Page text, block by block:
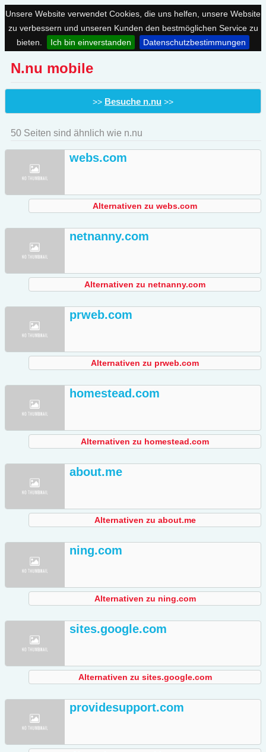
Unsere Website verwendet Cookies, die uns helfen, unsere Website
zu verbessern und unseren Kunden den bestmöglichen Service zu
bieten.
Ich bin einverstanden Datenschutzbestimmungen
N.nu mobile
>> Besuche n.nu >>
50 Seiten sind ähnlich wie n.nu
webs.com
Alternativen zu webs.com
netnanny.com
Alternativen zu netnanny.com
prweb.com
Alternativen zu prweb.com
homestead.com
Alternativen zu homestead.com
about.me
Alternativen zu about.me
ning.com
Alternativen zu ning.com
sites.google.com
Alternativen zu sites.google.com
providesupport.com